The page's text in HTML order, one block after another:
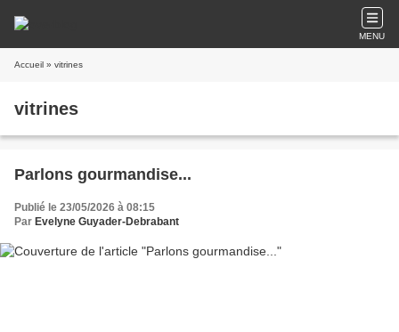
MENU
Accueil » vitrines
vitrines
Parlons gourmandise...
Publié le 23/05/2026 à 08:15
Par Evelyne Guyader-Debrabant